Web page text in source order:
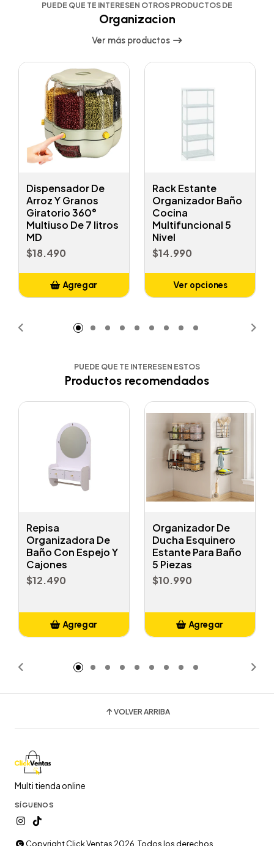
PUEDE QUE TE INTERESEN OTROS PRODUCTOS DE
Organizacion
Ver más productos
Dispensador De
Arroz Y Granos
Giratorio 360°
Multiuso De 7 litros
MD
$18.490
Agregar
Rack Estante
Organizador Baño
Cocina
Multifuncional 5
Nivel
$14.990
Ver opciones
PUEDE QUE TE INTERESEN ESTOS
Productos recomendados
Repisa
Organizadora De
Baño Con Espejo Y
Cajones
$12.490
Agregar
Organizador De
Ducha Esquinero
Estante Para Baño
5 Piezas
$10.990
Agregar
VOLVER ARRIBA
Multi tienda online
SÍGUENOS
Copyright Click Ventas 2026. Todos los derechos